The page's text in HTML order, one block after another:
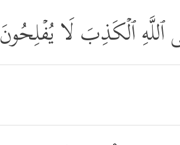
ٱللَّهِ ٱلۡكَذِبَ لَا یُفۡلِحُونَ